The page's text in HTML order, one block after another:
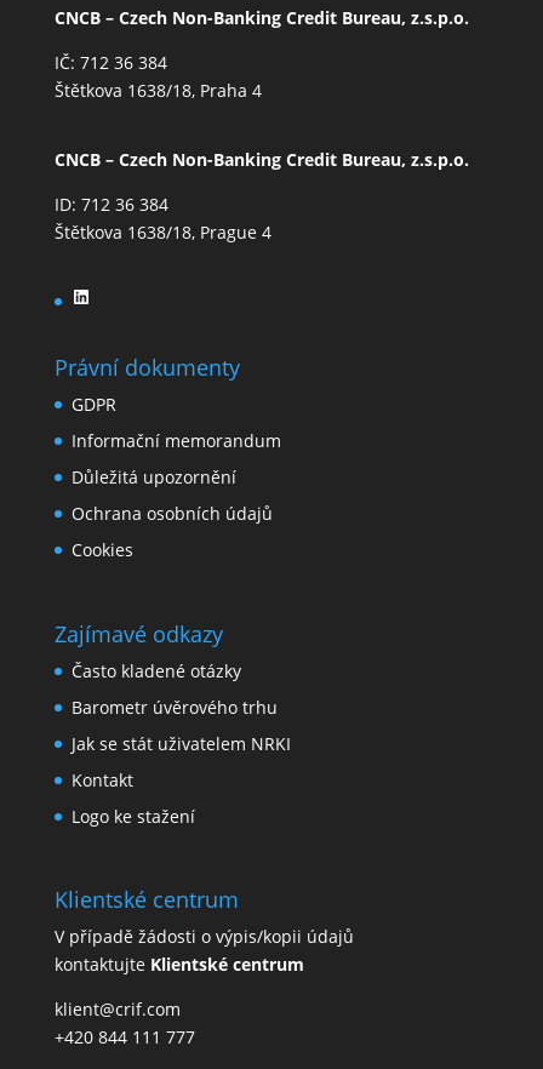
CNCB – Czech Non-Banking Credit Bureau, z.s.p.o.
IČ: 712 36 384
Štětkova 1638/18, Praha 4
CNCB – Czech Non-Banking Credit Bureau, z.s.p.o.
ID: 712 36 384
Štětkova 1638/18, Prague 4
LinkedIn
Právní dokumenty
GDPR
Informační memorandum
Důležitá upozornění
Ochrana osobních údajů
Cookies
Zajímavé odkazy
Často kladené otázky
Barometr úvěrového trhu
Jak se stát uživatelem NRKI
Kontakt
Logo ke stažení
Klientské centrum
V případě žádosti o výpis/kopii údajů
kontaktujte Klientské centrum
klient@crif.com
+420 844 111 777